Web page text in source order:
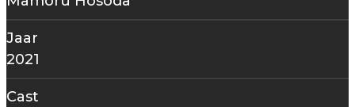
Jaar
2021
Cast